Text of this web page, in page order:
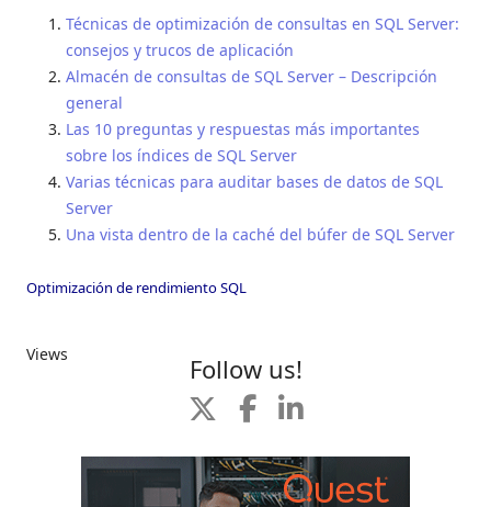
Técnicas de optimización de consultas en SQL Server:
consejos y trucos de aplicación
Almacén de consultas de SQL Server – Descripción
general
Las 10 preguntas y respuestas más importantes
sobre los índices de SQL Server
Varias técnicas para auditar bases de datos de SQL
Server
Una vista dentro de la caché del búfer de SQL Server
Optimización de rendimiento SQL
Views Follow us!